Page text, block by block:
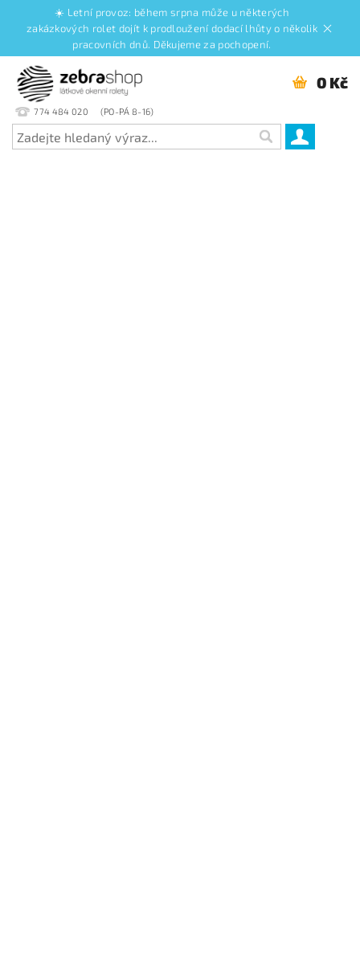
☀️ Letní provoz: během srpna může u některých
zakázkových rolet dojít k prodloužení dodací lhůty o několik
pracovních dnů. Děkujeme za pochopení.
774 484 020
0 Kč